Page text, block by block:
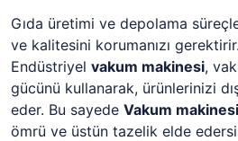
Gıda üretimi ve depolama
ve kalitesini korumanızı
Endüstriyel vakum makinesi,
gücünü kullanarak, ürünlerinizi
eder. Bu sayede Vakum makinesi
ömrü ve üstün tazelik elde